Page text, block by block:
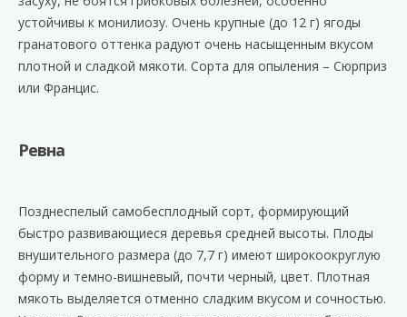
устойчивы к монилиозу. Очень крупные (до 12 г) ягоды
гранатового оттенка радуют очень насыщенным вкусом
плотной и сладкой мякоти. Сорта для опыления – Сюрприз
или Францис.
Ревна
Позднеспелый самобесплодный сорт, формирующий
быстро развивающиеся деревья средней высоты. Плоды
внушительного размера (до 7,7 г) имеют широкоокруглую
форму и темно-вишневый, почти черный, цвет. Плотная
мякоть выделяется отменно сладким вкусом и сочностью.